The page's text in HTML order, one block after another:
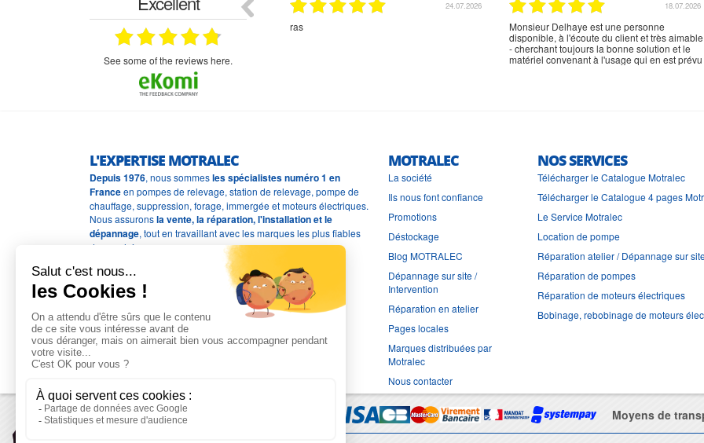
see some of the reviews here.
07.07.2026
bien rien a dire .what else
02.07.2026
RAS
02.07.2026
rien à signaler, très content
L'EXPERTISE MOTRALEC
Depuis 1976, nous sommesles spécialistes numéro 1 en
Franceen pompes de relevage, station de relevage, pompe de
chauffage, suppression, forage, immergée et moteurs électriques.
Nous assuronsla vente, la réparation, l'installation et le
dépannage, tout en travaillant avec les marques les plus fiables
du marché.
MOTRALEC
La société
Ils nous font confiance
Promotions
Déstockage
Blog MOTRALEC
Dépannage sur site /
Intervention
Réparation en atelier
Pages locales
Marques distribuées par
Motralec
Nous contacter
NOS SERVICES
Télécharger le Catalogue Motralec
Télécharger le Catalogue 4 pages
Le Service Motralec
Location de pompe
Réparation atelier / Dépannage sur
Réparation de pompes
Réparation de moteurs électriques
Bobinage, rebobinage de moteurs
Moyens de